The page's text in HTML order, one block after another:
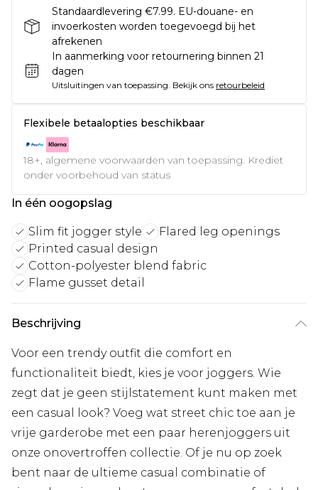
Standaardlevering €7.99. EU-douane- en
invoerkosten worden toegevoegd bij het
afrekenen
In aanmerking voor retournering binnen 21
dagen
Uitsluitingen van toepassing. Bekijk ons retourbeleid
Flexibele betaalopties beschikbaar
18+, algemene voorwaarden van toepassing. Krediet
onder voorbehoud van status
In één oogopslag
Slim fit jogger style
Flared leg openings
Printed casual design
Cotton-polyester blend fabric
Flame gusset detail
Beschrijving
Voor een trendy outfit die comfort en
functionaliteit biedt, kies je voor joggers. Wie
zegt dat je geen stijlstatement kunt maken met
een casual look? Voeg wat street chic toe aan je
vrije garderobe met een paar herenjoggers uit
onze onovertroffen collectie. Of je nu op zoek
bent naar de ultieme casual combinatie of